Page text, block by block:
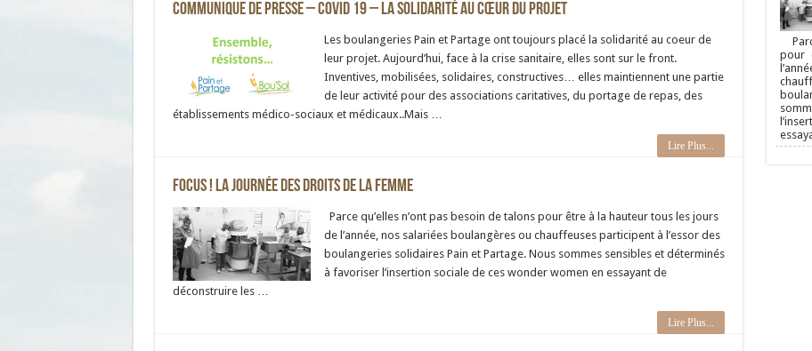
Communique de presse – Covid 19 – La solidarité au cœur du projet
Les boulangeries Pain et Partage ont toujours placé la solidarité au coeur de
leur projet. Aujourd’hui, face à la crise sanitaire, elles sont sur le front.
Inventives, mobilisées, solidaires, constructives… elles maintiennent une partie
de leur activité pour des associations caritatives, du portage de repas, des
établissements médico-sociaux et médicaux..Mais …
Lire Plus...
FOCUS ! La journée des droits de la femme
Parce qu’elles n’ont pas besoin de talons pour être à la hauteur tous les jours
de l’année, nos salariées boulangères ou chauffeuses participent à l’essor des
boulangeries solidaires Pain et Partage. Nous sommes sensibles et déterminés
à favoriser l’insertion sociale de ces wonder women en essayant de
déconstruire les …
Lire Plus...
pour